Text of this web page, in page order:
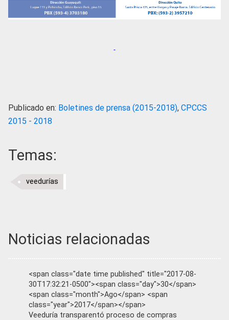
Publicado en: Boletines de prensa (2015-2018), CPCCS
2015 - 2018
Temas:
veedurías
Noticias relacionadas
<span class="date time published" title="2017-08-
30T17:32:21-0500"><span class="day">30</span>
<span class="month">Ago</span> <span
class="year">2017</span></span>
Veeduría transparentó proceso de compras